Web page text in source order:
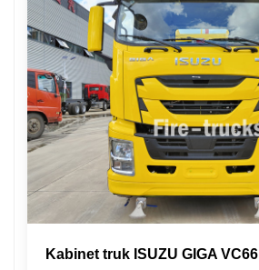
Kabinet truk ISUZU GIGA VC66